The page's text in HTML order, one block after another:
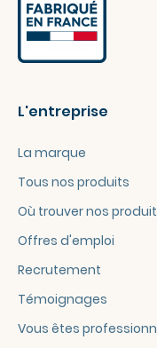
L'entreprise
La marque
Tous nos produits
Où trouver nos
Offres d'emploi
Recrutement
Témoignages
Vous êtes